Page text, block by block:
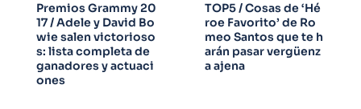
Premios Grammy 20
17 / Adele y David Bo
wie salen victorioso
s: lista completa de
ganadores y actuaci
ones
TOP5 / Cosas de ‘Hé
roe Favorito’ de Ro
meo Santos que te h
arán pasar vergüenz
a ajena